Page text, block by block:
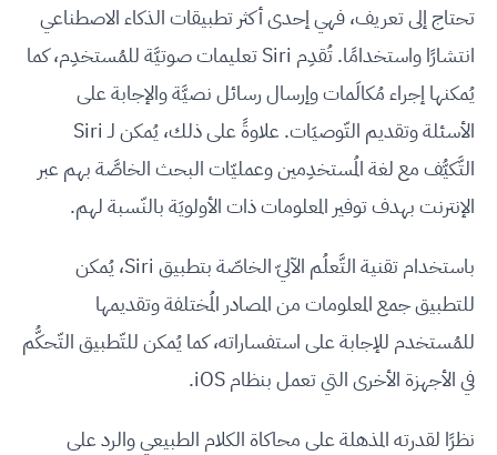
تحتاج إلى تعريف، فهي إحدى أكثر تطبيقات الذكاء الاصطناعي
انتشارًا واستخدامًا. تُقدِم Siri تعليمات صوتيَّة للمُستخدِم، كما
يُمكنها إجراء مُكالَمات وإرسال رسائل نصيَّة والإجابة على
الأسئلة وتقديم التّوصيَات. علاوةً على ذلك، يُمكن لـ Siri
التَّكيُّف مع لغة المُستخدِمين وعمليّات البحث الخاصَّة بهم عبر
الإنترنت بهدف توفير المعلومات ذات الأولويَة بالنّسبة لهم.
باستخدام تقنية التَّعلُم الآليّ الخاصّة بتطبيق Siri، يُمكن
للتطبيق جمع المعلومات من المصادر المُختلفة وتقديمها
للمُستخدم للإجابة على استفساراته، كما يُمكن للتّطبيق التّحكُّم
في الأجهزة الأخرى التي تعمل بنظام iOS.
نظرًا لقدرته المذهلة على محاكاة الكلام الطبيعي والرد على